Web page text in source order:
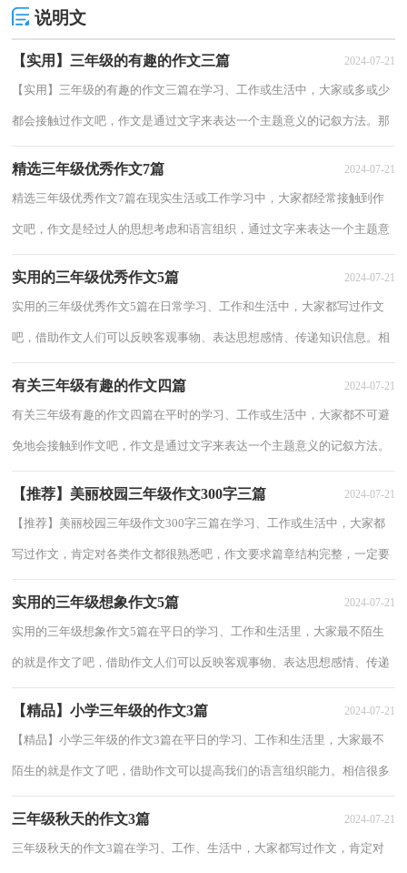
说明文
【实用】三年级的有趣的作文三篇 2024-07-21
【实用】三年级的有趣的作文三篇在学习、工作或生活中，大家或多或少
都会接触过作文吧，作文是通过文字来表达一个主题意义的记叙方法。那
精选三年级优秀作文7篇 2024-07-21
精选三年级优秀作文7篇在现实生活或工作学习中，大家都经常接触到作
文吧，作文是经过人的思想考虑和语言组织，通过文字来表达一个主题意
实用的三年级优秀作文5篇 2024-07-21
实用的三年级优秀作文5篇在日常学习、工作和生活中，大家都写过作文
吧，借助作文人们可以反映客观事物、表达思想感情、传递知识信息。相
有关三年级有趣的作文四篇 2024-07-21
有关三年级有趣的作文四篇在平时的学习、工作或生活中，大家都不可避
免地会接触到作文吧，作文是通过文字来表达一个主题意义的记叙方法。
【推荐】美丽校园三年级作文300字三篇 2024-07-21
【推荐】美丽校园三年级作文300字三篇在学习、工作或生活中，大家都
写过作文，肯定对各类作文都很熟悉吧，作文要求篇章结构完整，一定要
实用的三年级想象作文5篇 2024-07-21
实用的三年级想象作文5篇在平日的学习、工作和生活里，大家最不陌生
的就是作文了吧，借助作文人们可以反映客观事物、表达思想感情、传递
【精品】小学三年级的作文3篇 2024-07-21
【精品】小学三年级的作文3篇在平日的学习、工作和生活里，大家最不
陌生的就是作文了吧，借助作文可以提高我们的语言组织能力。相信很多
三年级秋天的作文3篇 2024-07-21
三年级秋天的作文3篇在学习、工作、生活中，大家都写过作文，肯定对